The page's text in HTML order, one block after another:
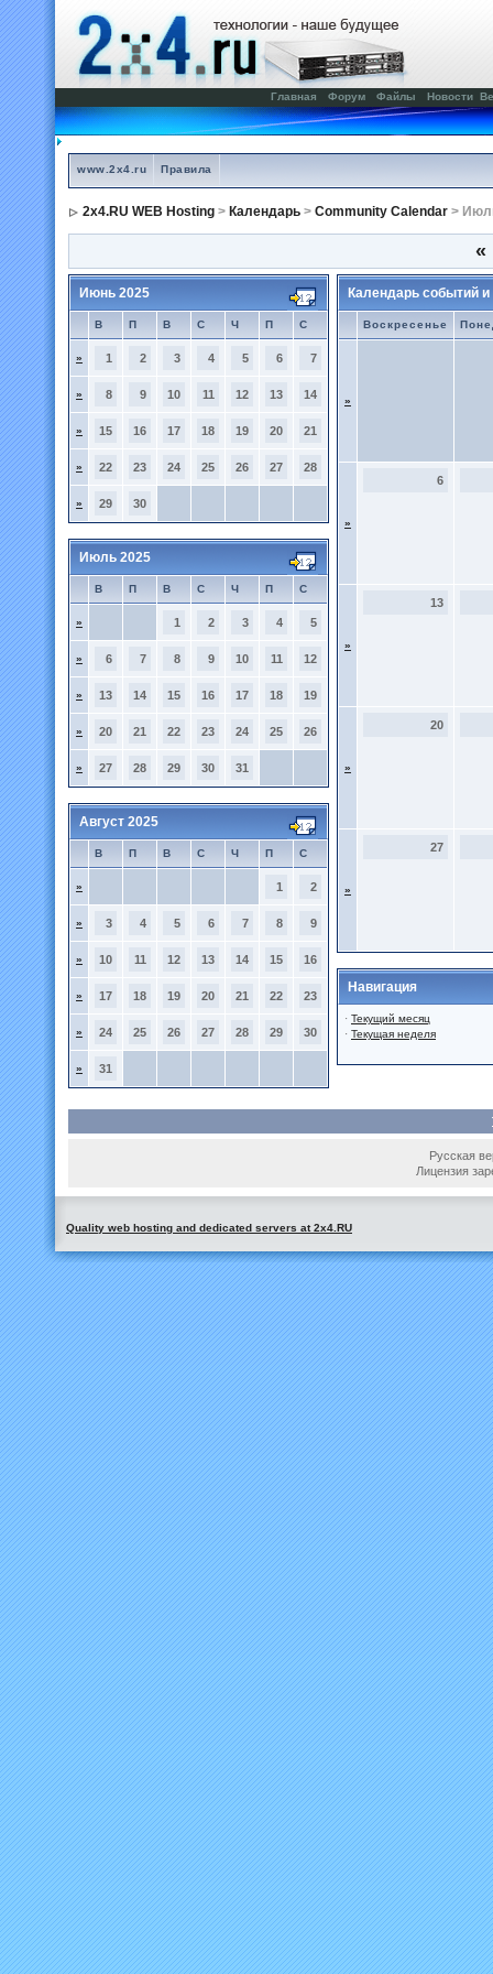
Главная Форум Файлы Новости
www.2x4.ru Правила
2x4.RU WEB Hosting > Календарь > Community Calendar >
«
Июнь 2025
В П В С Ч П С
» 1 2 3 4 5 6 7
» 8 9 10 11 12 13 14
» 15 16 17 18 19 20 21
» 22 23 24 25 26 27 28
» 29 30
Июль 2025
В П В С Ч П С
» 1 2 3 4 5
» 6 7 8 9 10 11 12
» 13 14 15 16 17 18 19
» 20 21 22 23 24 25 26
» 27 28 29 30 31
Август 2025
В П В С Ч П С
» 1 2
» 3 4 5 6 7 8 9
» 10 11 12 13 14 15 16
» 17 18 19 20 21 22 23
» 24 25 26 27 28 29 30
» 31
Календарь событий
Воскресенье
»
»
6
»
13
»
20
»
27
Навигация
· Текущий месяц
· Текущая неделя
Русская
Лицензия
Quality web hosting and dedicated servers at 2x4.RU